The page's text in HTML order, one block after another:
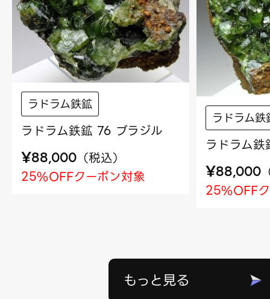
ラドラム鉄鉱
ラドラム鉄鉱 76 ブラジル
¥88,000 （税込）
25%OFFクーポン対象
ラドラム鉄
ラドラム
¥88,000
25%OFF
もっと見る